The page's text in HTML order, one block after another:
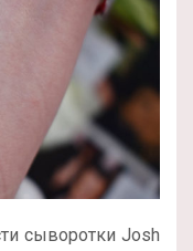
сыворотки Josh